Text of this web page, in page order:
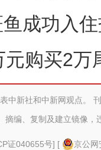
成功入
购买2万
中新社和中新网观点。
摘编、复制及建立镜像，
证040655号] [
京公